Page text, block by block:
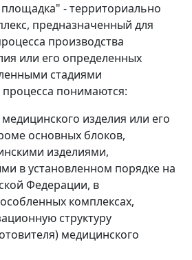
- территориально
предназначенный для
производства
или его определенных
стадиями
понимаются:
изделия или его
основных блоков,
изделиями,
в установленном порядке на
Федерации, в
комплексах,
структуру
медицинского